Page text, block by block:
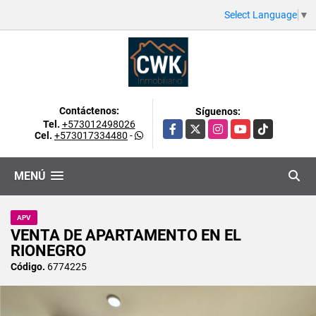
Select Language ▼
Contáctenos:
Tel. +573012498026
Cel. +573017334480 -
Síguenos:
Facebook
X InstagramYouTubeTikTok
MENÚ
APV
VENTA DE APARTAMENTO EN EL
RIONEGRO
Código. 6774225